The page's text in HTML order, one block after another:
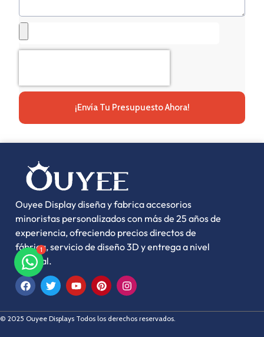
¡Envía Tu Presupuesto Ahora!
Ouyee Display diseña y fabrica accesorios
minoristas personalizados con más de 25 años de
experiencia, ofreciendo precios directos de
fábrica, servicio de diseño 3D y entrega a nivel
mundial.
1
© 2025 Ouyee Displays Todos los derechos reservados.